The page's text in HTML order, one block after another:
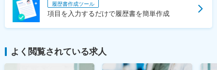
履歴書作成ツール
項目を入力するだけで履歴書を簡単作成
よく閲覧されている求人